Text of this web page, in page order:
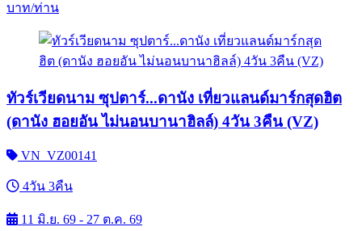
บาท/ท่าน
ทัวร์เวียดนาม ซุปตาร์...ดานัง เที่ยวแลนด์มาร์กสุดฮิต
(ดานัง ฮอยอัน ไม่นอนบานาฮิลล์) 4วัน 3คืน (VZ)
VN_VZ00141
4วัน 3คืน
11 มิ.ย. 69 - 27 ต.ค. 69